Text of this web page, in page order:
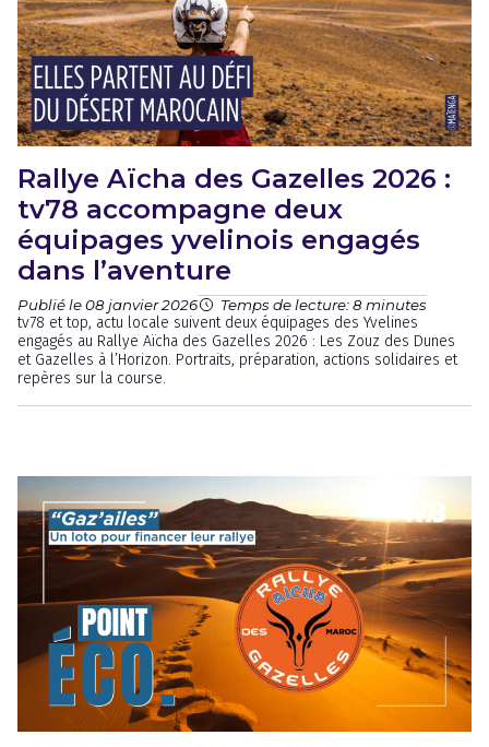
Rallye Aïcha des Gazelles 2026 :
tv78 accompagne deux
équipages yvelinois engagés
dans l’aventure
Publié le 08 janvier 2026 Temps de lecture: 8 minutes
tv78 et top, actu locale suivent deux équipages des Yvelines
engagés au Rallye Aïcha des Gazelles 2026 : Les Zouz des Dunes
et Gazelles à l’Horizon. Portraits, préparation, actions solidaires et
repères sur la course.